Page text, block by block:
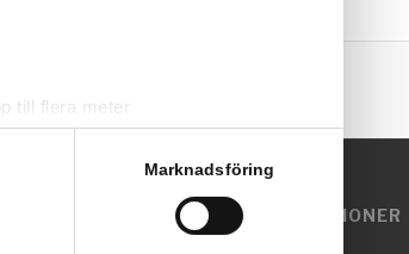
till flera meter
i
detaljsektionen. Du kan ändra
Marknadsföring
DEMOFILMER OCH INSTRUKTIONER